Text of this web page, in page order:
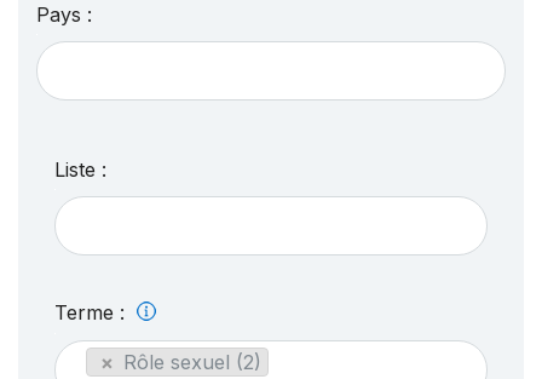
Pays :
Liste :
Terme :
× Rôle sexuel (2)